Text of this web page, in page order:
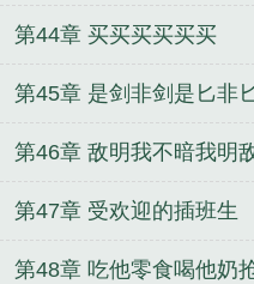
第44章 买买买买买买
第45章 是剑非剑是匕非
第46章 敌明我不暗我明
第47章 受欢迎的插班生
第48章 吃他零食喝他奶